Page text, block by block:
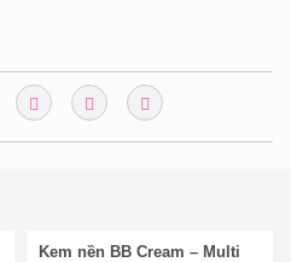
Kem nền BB Cream – Multi